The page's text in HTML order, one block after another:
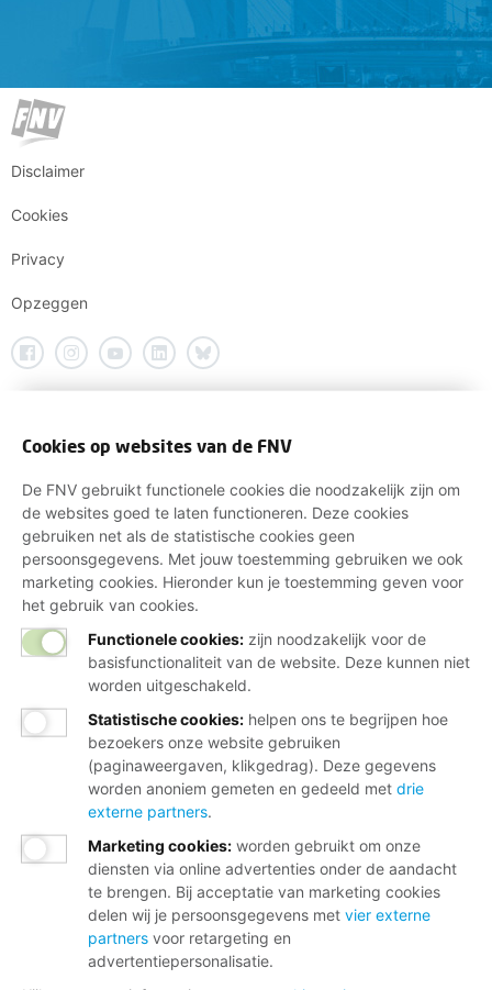
Disclaimer
Cookies
Privacy
Opzeggen
Cookies op websites van de FNV
De FNV gebruikt functionele cookies die noodzakelijk zijn om
de websites goed te laten functioneren. Deze cookies
gebruiken net als de statistische cookies geen
persoonsgegevens. Met jouw toestemming gebruiken we ook
marketing cookies. Hieronder kun je toestemming geven voor
het gebruik van cookies.
Functionele cookies: zijn noodzakelijk voor de
basisfunctionaliteit van de website. Deze kunnen niet
worden uitgeschakeld.
Statistische cookies: helpen ons te begrijpen hoe
bezoekers onze website gebruiken
(paginaweergaven, klikgedrag). Deze gegevens
worden anoniem gemeten en gedeeld met drie
externe partners.
Marketing cookies: worden gebruikt om onze
diensten via online advertenties onder de aandacht
te brengen. Bij acceptatie van marketing cookies
delen wij je persoonsgegevens met vier externe
partners voor retargeting en
advertentiepersonalisatie.